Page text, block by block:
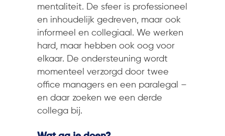
mentaliteit. De sfeer is professioneel
en inhoudelijk gedreven, maar ook
informeel en collegiaal. We werken
hard, maar hebben ook oog voor
elkaar. De ondersteuning wordt
momenteel verzorgd door twee
office managers en een paralegal –
en daar zoeken we een derde
collega bij.